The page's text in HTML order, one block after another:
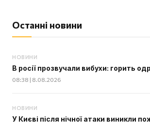
Останні новини
НОВИНИ
В росії прозвучали вибухи: горить
08:38 | 8.08.2026
НОВИНИ
У Києві після нічної атаки виникли